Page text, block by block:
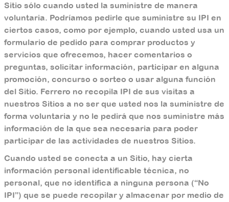
Sitio sólo cuando usted la suministre de manera
voluntaria. Podríamos pedirle que suministre su IPI en
ciertos casos, como por ejemplo, cuando usted usa un
formulario de pedido para comprar productos y
servicios que ofrecemos, hacer comentarios o
preguntas, solicitar información, participar en alguna
promoción, concurso o sorteo o usar alguna función
del Sitio. Ferrero no recopila IPI de sus visitas a
nuestros Sitios a no ser que usted nos la suministre de
forma voluntaria y no le pedirá que nos suministre más
información de la que sea necesaria para poder
participar de las actividades de nuestros Sitios.
Cuando usted se conecta a un Sitio, hay cierta
información personal identificable técnica, no
personal, que no identifica a ninguna persona (“No
IPI”) que se puede recopilar y almacenar por medio de